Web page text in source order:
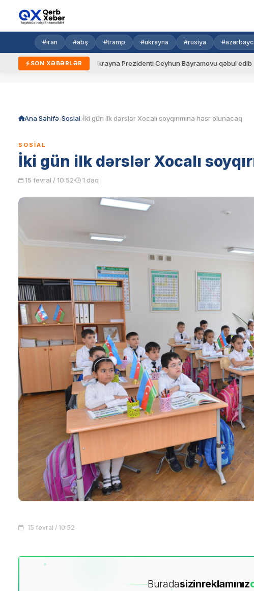
#iran #abş #tramp #ukrayna #rusiya
SON XƏBƏRLƏR
qaydalar Ukrayna Prezidenti Ceyhun Bayramovu qəbul edib
Ana Səhifə Sosial İki gün ilk dərslər Xocalı soyqırımına həsr olunacaq
SOSIAL
İki gün ilk dərslər Xocalı
15 fevral / 10:52 1 dəq
15 fevral / 10:52
Buradasizinreklamınız